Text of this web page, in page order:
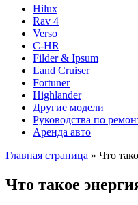
Hilux
Rav 4
Verso
C-HR
Filder & Ipsum
Land Cruiser
Fortuner
Highlander
Другие модели
Руководства по
Аренда авто
Главная страница » Что
Что такое